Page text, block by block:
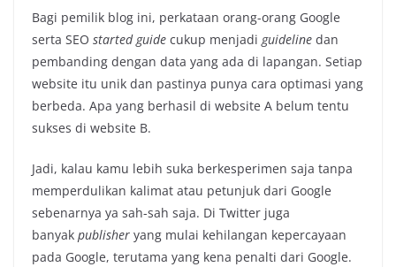
Bagi pemilik blog ini, perkataan orang-orang Google
serta SEO started guide cukup menjadi guideline dan
pembanding dengan data yang ada di lapangan. Setiap
website itu unik dan pastinya punya cara optimasi yang
berbeda. Apa yang berhasil di website A belum tentu
sukses di website B.
Jadi, kalau kamu lebih suka berkesperimen saja tanpa
memperdulikan kalimat atau petunjuk dari Google
sebenarnya ya sah-sah saja. Di Twitter juga
banyak publisher yang mulai kehilangan kepercayaan
pada Google, terutama yang kena penalti dari Google.